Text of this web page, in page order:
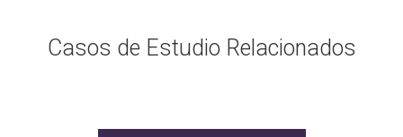
Casos de Estudio Relacionados